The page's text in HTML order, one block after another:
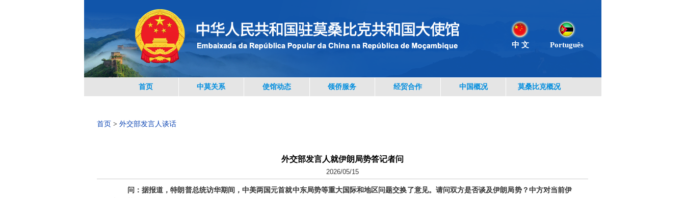
中 文 Português
首页 中莫关系 使馆动态 领侨服务 经贸合作 中国概况 莫桑比克概况
首页 > 外交部发言人谈话
外交部发言人就伊朗局势答记者问
2026/05/15
问：据报道，特朗普总统访华期间，中美两国元首就中东局势等重大国际和地区问题交换了意见。请问双方是否谈及伊朗局势？中方对当前伊